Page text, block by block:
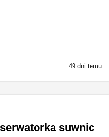
49 dni temu
suwnic